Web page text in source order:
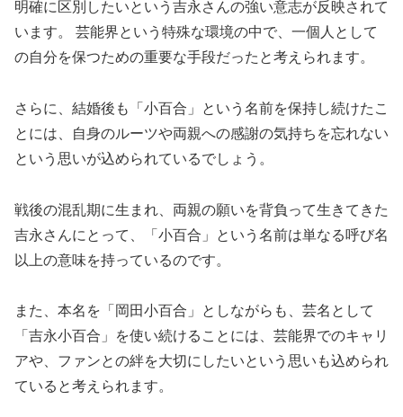
明確に区別したいという吉永さんの強い意志が反映されて
います。 芸能界という特殊な環境の中で、一個人として
の自分を保つための重要な手段だったと考えられます。
さらに、結婚後も「小百合」という名前を保持し続けたこ
とには、自身のルーツや両親への感謝の気持ちを忘れない
という思いが込められているでしょう。
戦後の混乱期に生まれ、両親の願いを背負って生きてきた
吉永さんにとって、「小百合」という名前は単なる呼び名
以上の意味を持っているのです。
また、本名を「岡田小百合」としながらも、芸名として
「吉永小百合」を使い続けることには、芸能界でのキャリ
アや、ファンとの絆を大切にしたいという思いも込められ
ていると考えられます。